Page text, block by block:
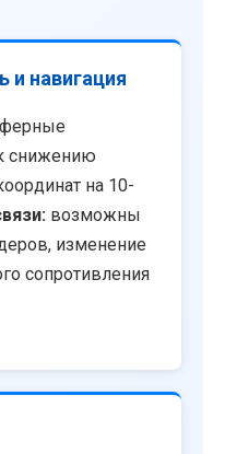
и навигация
снижению
на 10-
возможны
изменение
сопротивления